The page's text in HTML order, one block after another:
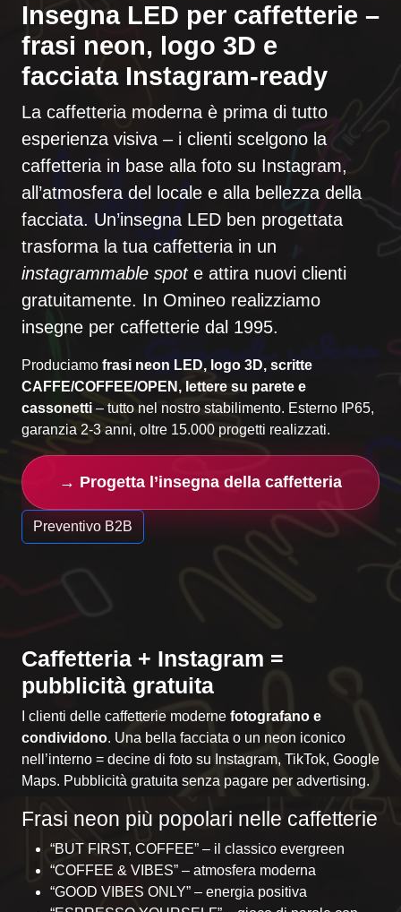
Insegna LED per caffetterie –
frasi neon, logo 3D e
facciata Instagram-ready
La caffetteria moderna è prima di tutto
esperienza visiva – i clienti scelgono la
caffetteria in base alla foto su Instagram,
all’atmosfera del locale e alla bellezza della
facciata. Un’insegna LED ben progettata
trasforma la tua caffetteria in un
instagrammable spote attira nuovi clienti
gratuitamente. In Omineo realizziamo
insegne per caffetterie dal 1995.
Produciamo frasi neon LED, logo 3D, scritte
CAFFE/COFFEE/OPEN, lettere su parete e
cassonetti – tutto nel nostro stabilimento. Esterno IP65,
garanzia 2-3 anni, oltre 15.000 progetti realizzati.
→ Progetta l’insegna della caffetteria
Preventivo B2B
Caffetteria + Instagram =
pubblicità gratuita
I clienti delle caffetterie moderne fotografano e
condividono. Una bella facciata o un neon iconico
nell’interno = decine di foto su Instagram, TikTok, Google
Maps. Pubblicità gratuita senza pagare per advertising.
Frasi neon più popolari nelle caffetterie
“BUT FIRST, COFFEE” – il classico evergreen
“COFFEE & VIBES” – atmosfera moderna
“GOOD VIBES ONLY” – energia positiva